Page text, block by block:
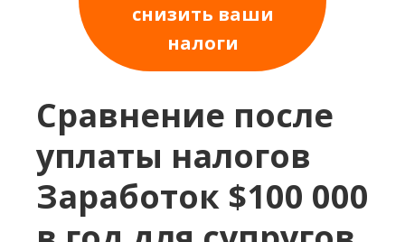
снизить ваши
налоги
Сравнение после
уплаты налогов
Заработок $100 000